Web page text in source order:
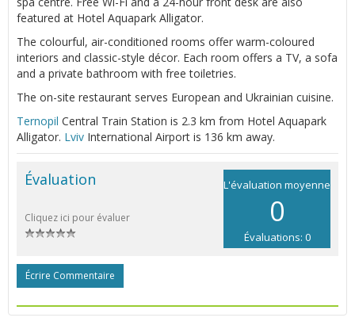
featured at Hotel Aquapark Alligator.
The colourful, air-conditioned rooms offer warm-coloured
interiors and classic-style décor. Each room offers a TV, a sofa
and a private bathroom with free toiletries.
The on-site restaurant serves European and Ukrainian cuisine.
Ternopil Central Train Station is 2.3 km from Hotel Aquapark
Alligator. Lviv International Airport is 136 km away.
L'évaluation moyenne
0
Évaluations: 0
Évaluation
Cliquez ici pour évaluer
Écrire Commentaire